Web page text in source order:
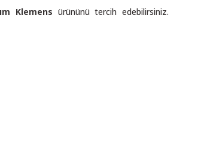
Klemens ürününü tercih edebilirsiniz.